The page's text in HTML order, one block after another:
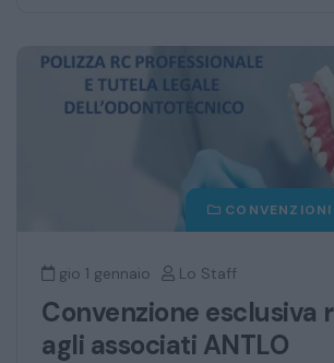
gio 1 gennaio Lo Staff
Convenzione esclusiva
agli associati ANTLO